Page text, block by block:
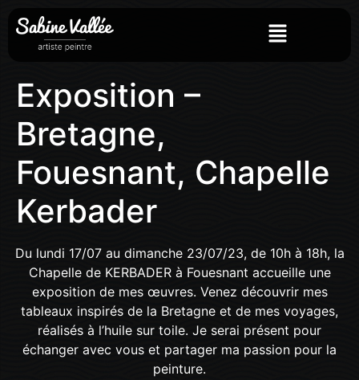
Exposition –
Bretagne,
Fouesnant, Chapelle
Kerbader
Du lundi 17/07 au dimanche 23/07/23, de 10h à 18h, la
Chapelle de KERBADER à Fouesnant accueille une
exposition de mes œuvres. Venez découvrir mes
tableaux inspirés de la Bretagne et de mes voyages,
réalisés à l’huile sur toile. Je serai présent pour
échanger avec vous et partager ma passion pour la
peinture.